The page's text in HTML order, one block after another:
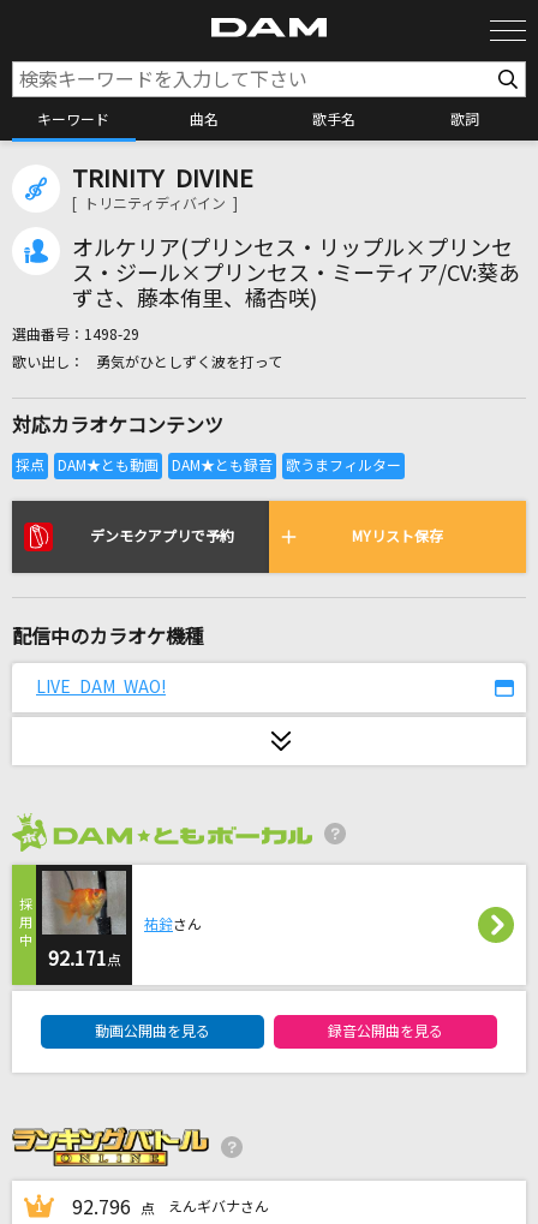
キーワード 曲名 歌手名 歌詞
カラオケ検索
カラオケ店舗検索
全国りれき
DNA feat. Kohjiya,PUNPEE
[生音]HAPPY BIRTHDAY
[生音]さよならエレジー
菅田将暉
メランコリック
Junky feat.鏡音リン
back number
back number
Aitai
加藤ミリヤ
TRINITY DIVINE
[ トリニティディバイン ]
オルケリア(プリンセス・リップル×プリンセ
ス・ジール×プリンセス・ミーティア/CV:葵あ
ずさ、藤本侑里、橘杏咲)
選曲番号： 1498-29
勇気がひとしずく波を打って
対応カラオケコンテンツ
デンモクアプリで予約 MYリスト保存
配信中のカラオケ機種
LIVE DAM WAO!
92.171 点
祐鈴さん
動画公開曲を見る 録音公開曲を見る
1 92.796 点 えんギバナさん